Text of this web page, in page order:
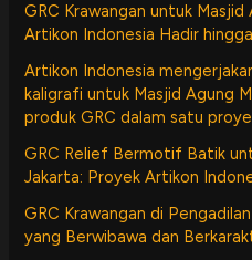
GRC Krawangan untuk Masjid
Artikon Indonesia Hadir
Artikon Indonesia
kaligrafi untuk Masjid Agung
produk GRC dalam satu
GRC Relief Bermotif Batik
Jakarta: Proyek Artikon
GRC Krawangan di
yang Berwibawa dan